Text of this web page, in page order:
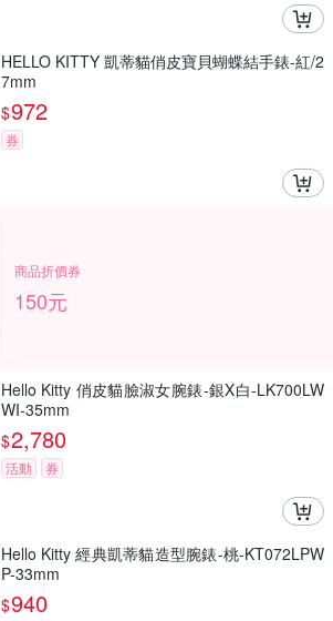
HELLO KITTY 凱蒂貓俏皮寶貝蝴蝶結手錶-紅/2
7mm
$972
券
商品折價券
150元
Hello Kitty 俏皮貓臉淑女腕錶-銀X白-LK700LW
WI-35mm
$2,780
活動 券
Hello Kitty 經典凱蒂貓造型腕錶-桃-KT072LPW
P-33mm
$940